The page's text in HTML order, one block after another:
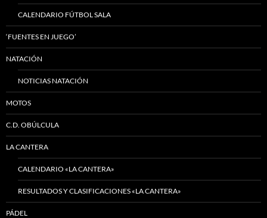
CALENDARIO FÚTBOL SALA
‘FUENTES EN JUEGO’
NATACIÓN
NOTICIAS NATACIÓN
MOTOS
C.D. OBÚLCULA
LA CANTERA
CALENDARIO «LA CANTERA»
RESULTADOS Y CLASIFICACIONES «LA CANTERA»
PÁDEL